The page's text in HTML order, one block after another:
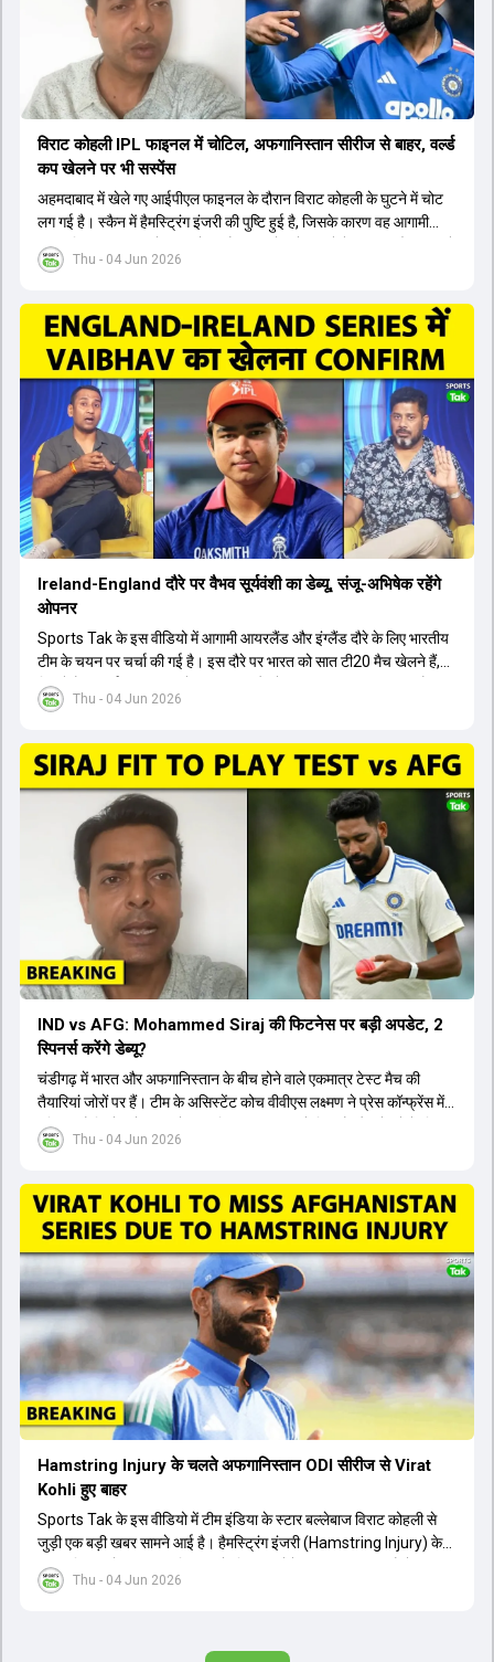
Thu - 04 Jun 2026
विराट कोहली IPL फाइनल में चोटिल, अफगानिस्तान सीरीज से बाहर, वर्ल्ड
कप खेलने पर भी सस्पेंस
अहमदाबाद में खेले गए आईपीएल फाइनल के दौरान विराट कोहली के घुटने में चोट
लग गई है। स्कैन में हैमस्ट्रिंग इंजरी की पुष्टि हुई है, जिसके कारण वह आगामी
अफगानिस्तान सीरीज से बाहर हो गए हैं। इस चोट से उबरने में सामान्य तौर पर 4 से
12 हफ्ते का समय लग सकता है, और अगर सर्जरी की जरूरत पड़ी तो 3 से 5 महीने
सेंटर ऑफ एक्सीलेंस जाएंगे। इस गंभीर चोट के कारण 14 जुलाई से शुरू होने वाले
इंग्लैंड दौरे और आगामी वर्ल्ड कप में उनके खेलने पर सस्पेंस बन गया है। दूसरी
तरफ, आईपीएल में इम्पैक्ट प्लेयर के तौर पर खेलने वाले रोहित शर्मा को भी अभी तक
मेडिकल क्लीयरेंस नहीं मिली है। शनिवार को मुंबई में होने वाली चयन समिति की
बैठक में यह देखना अहम होगा कि क्या चयनकर्ता विराट कोहली को फिटनेस की शर्त
पर टीम में शामिल करते हैं या नहीं।
Thu - 04 Jun 2026
Ireland-England दौरे पर वैभव सूर्यवंशी का डेब्यू, संजू-अभिषेक रहेंगे
ओपनर
Sports Tak के इस वीडियो में आगामी आयरलैंड और इंग्लैंड दौरे के लिए भारतीय
टीम के चयन पर चर्चा की गई है। इस दौरे पर भारत को सात टी20 मैच खेलने हैं,
जिसमें वैभव सूर्यवंशी का टीम में चुना जाना और डेब्यू करना तय माना जा रहा है।
हालांकि, अभिषेक शर्मा और संजू सैमसन ही टीम के फर्स्ट चॉइस ओपनर बने रहेंगे,
नंबर तीन और श्रेयस अय्यर नंबर चार पर खेलेंगे। वहीं, रजत पाटीदार फिलहाल
टी20 टीम की योजना से बाहर हैं, लेकिन वह टेस्ट क्रिकेट में वापसी कर सकते हैं।
Thu - 04 Jun 2026
IND vs AFG: Mohammed Siraj की फिटनेस पर बड़ी अपडेट, 2
स्पिनर्स करेंगे डेब्यू?
चंडीगढ़ में भारत और अफगानिस्तान के बीच होने वाले एकमात्र टेस्ट मैच की
तैयारियां जोरों पर हैं। टीम के असिस्टेंट कोच वीवीएस लक्ष्मण ने प्रेस कॉन्फ्रेंस में
पुष्टि की है कि तेज गेंदबाज मोहम्मद सिराज पूरी तरह से फिट हैं और खेलने के लिए
उपलब्ध हैं। आईपीएल के दौरान लगी चोट के कारण उनके खेलने पर संदेह था,
सुथार और हर्ष दुबे को कुलदीप यादव और वाशिंगटन सुंदर के साथ प्लेइंग 11 में मौका
मिलने की प्रबल संभावना है। कप्तान शुभमन गिल विकेट की स्थिति को ध्यान में
रखते हुए अंतिम 11 का फैसला करेंगे। टीम में यशस्वी जायसवाल, केएल राहुल,
ऋषभ पंत और ध्रुव जुरेल जैसे खिलाड़ी भी शामिल हैं। यह टेस्ट मैच विश्व टेस्ट
चैंपियनशिप चक्र का हिस्सा नहीं है, लेकिन भारतीय टीम के लिए काफी महत्वपूर्ण
है। अंत में फैंस के सवालों का जवाब देते हुए टी20 कप्तानी और हेड कोच गौतम
गंभीर से जुड़ी जानकारी भी साझा की गई।
Thu - 04 Jun 2026
Hamstring Injury के चलते अफगानिस्तान ODI सीरीज से Virat
Kohli हुए बाहर
Sports Tak के इस वीडियो में टीम इंडिया के स्टार बल्लेबाज विराट कोहली से
जुड़ी एक बड़ी खबर सामने आई है। हैमस्ट्रिंग इंजरी (Hamstring Injury) के
कारण विराट कोहली अफगानिस्तान के खिलाफ होने वाली आगामी तीन मैचों की
वनडे सीरीज से बाहर हो गए हैं। भारत और अफगानिस्तान के बीच इस वनडे सीरीज
खत्म हुए आईपीएल में शानदार प्रदर्शन करने वाले विराट कोहली का इस सीरीज से